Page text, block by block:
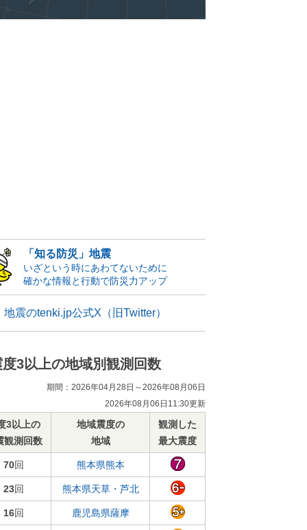
「知る防災」地震
いざという時にあわてないために
確かな情報と行動で防災力アップ
地震のtenki.jp公式X（旧Twitter）
度3以上の地域別観測回数
期間：2026年04月28日～2026年08月06日
2026年08月06日11:30更新
3以上の
観測回数
地域震度の
地域
観測した
最大震度
70回 熊本県熊本
23回 熊本県天草・芦北
16回 鹿児島県薩摩